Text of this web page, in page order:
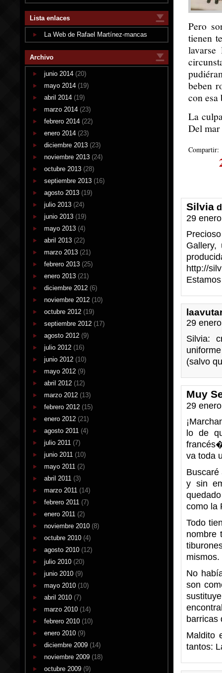
Lista enlaces
La Web de Rafael Martínez-mancas
Archivo
junio 2014 (20)
mayo 2014 (19)
abril 2014 (19)
marzo 2014 (23)
febrero 2014 (22)
enero 2014 (23)
diciembre 2013 (23)
noviembre 2013 (24)
octubre 2013 (28)
septiembre 2013 (16)
agosto 2013 (19)
julio 2013 (24)
junio 2013 (19)
mayo 2013 (4)
abril 2013 (22)
marzo 2013 (21)
febrero 2013 (25)
enero 2013 (21)
diciembre 2012 (6)
noviembre 2012 (10)
octubre 2012 (19)
septiembre 2012 (17)
agosto 2012 (9)
julio 2012 (16)
junio 2012 (10)
mayo 2012 (9)
abril 2012 (12)
marzo 2012 (13)
febrero 2012 (15)
enero 2012 (21)
agosto 2011 (4)
julio 2011 (7)
junio 2011 (10)
mayo 2011 (2)
abril 2011 (3)
marzo 2011 (14)
febrero 2011 (7)
enero 2011 (2)
noviembre 2010 (8)
octubre 2010 (4)
agosto 2010 (12)
julio 2010 (20)
junio 2010 (9)
mayo 2010 (10)
abril 2010 (7)
marzo 2010 (14)
febrero 2010 (10)
enero 2010 (9)
diciembre 2009 (14)
noviembre 2009 (18)
octubre 2009 (9)
Pero
tienen
lavarse
beben
con esa
La
Del
Compartir:
Silvia
29
Gallery,
http://
29
Silvia:
(salvo
Muy
29
lo de
va toda
y sin
como la
Todo
nombre
mismos.
No
son
barricas
Maldito
tantos: